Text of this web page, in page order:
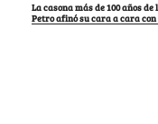
La casona más de 100 años
Petro afinó su cara a cara